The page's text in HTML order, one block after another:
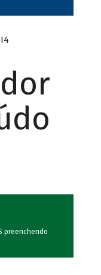
preenchendo